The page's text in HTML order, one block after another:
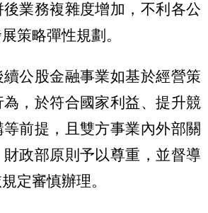
業務複雜度增加，不利各公
策略彈性規劃。
公股金融事業如基於經營策
，於符合國家利益、提升競
前提，且雙方事業內外部關
政部原則予以尊重，並督導
定審慎辦理。